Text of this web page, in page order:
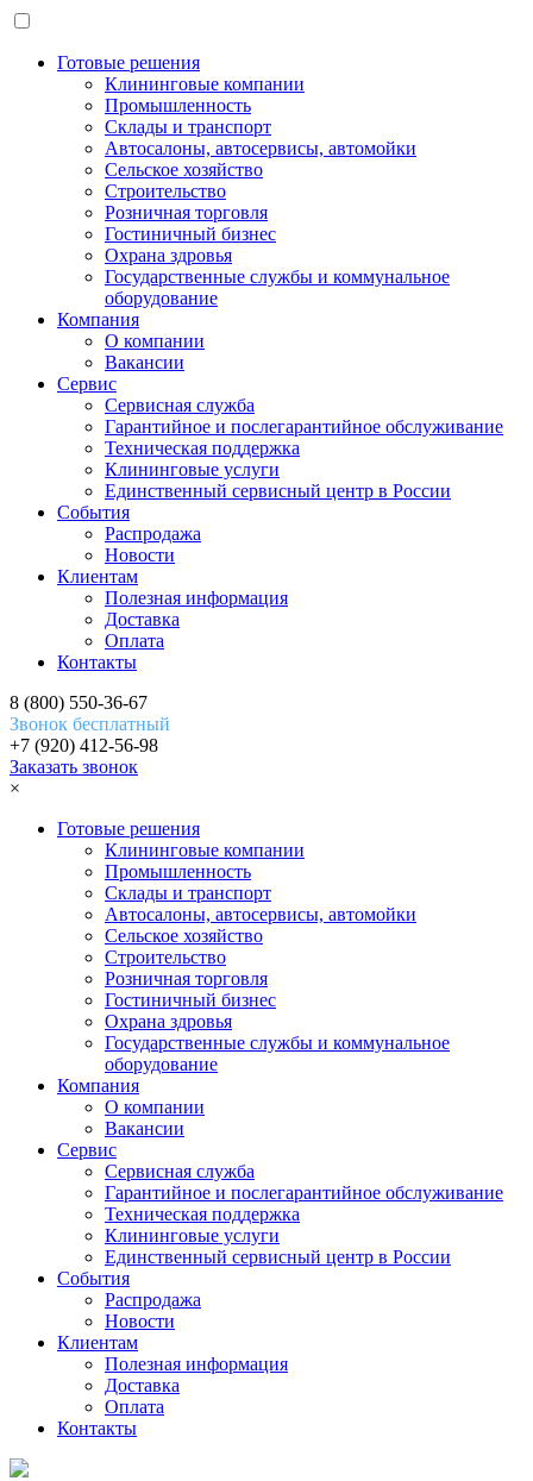
Готовые решения
Клининговые компании
Промышленность
Склады и транспорт
Автосалоны, автосервисы, автомойки
Сельское хозяйство
Строительство
Розничная торговля
Гостиничный бизнес
Охрана здровья
Государственные службы и коммунальное
оборудование
Компания
О компании
Вакансии
Сервис
Сервисная служба
Гарантийное и послегарантийное обслуживание
Техническая поддержка
Клининговые услуги
Единственный сервисный центр в России
События
Распродажа
Новости
Клиентам
Полезная информация
Доставка
Оплата
Контакты
8 (800) 550-36-67
Звонок бесплатный
+7 (920) 412-56-98
Заказать звонок
×
Готовые решения
Клининговые компании
Промышленность
Склады и транспорт
Автосалоны, автосервисы, автомойки
Сельское хозяйство
Строительство
Розничная торговля
Гостиничный бизнес
Охрана здровья
Государственные службы и коммунальное
оборудование
Компания
О компании
Вакансии
Сервис
Сервисная служба
Гарантийное и послегарантийное обслуживание
Техническая поддержка
Клининговые услуги
Единственный сервисный центр в России
События
Распродажа
Новости
Клиентам
Полезная информация
Доставка
Оплата
Контакты